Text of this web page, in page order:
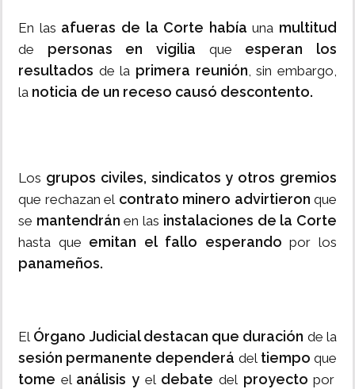
En las afueras de la Corte había una multitud
de personas en vigilia que esperan los
resultados de la primera reunión, sin embargo,
la noticia de un receso causó descontento.
Los grupos civiles, sindicatos y otros gremios
que rechazan el contrato minero advirtieron que
se mantendrán en las instalaciones de la Corte
hasta que emitan el fallo esperando por los
panameños.
El Órgano Judicial destacan que duración de la
sesión permanente dependerá del tiempo que
tome el análisis y el debatedel proyectopor